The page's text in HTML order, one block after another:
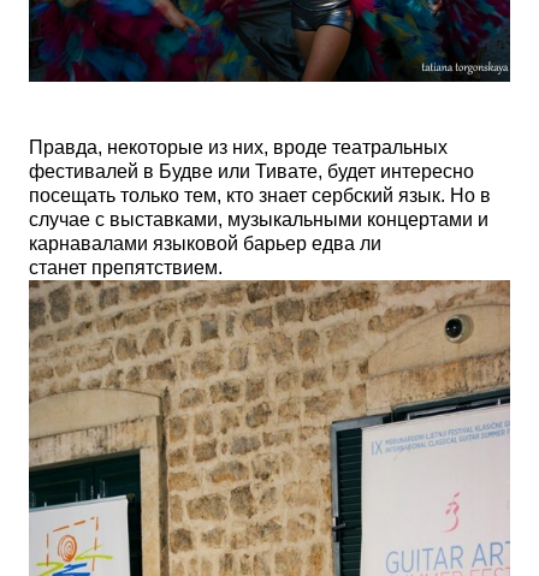
Правда, некоторые из них, вроде театральных
фестивалей в Будве или Тивате, будет интересно
посещать только тем, кто знает сербский язык. Но в
случае с выставками, музыкальными концертами и
карнавалами языковой барьер едва ли
станет препятствием.